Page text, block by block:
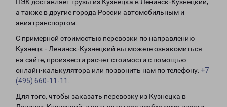
а также в другие города России автомобильным и
авиатранспортом.
С примерной стоимостью перевозки по направлению
Кузнецк - Ленинск-Кузнецкий вы можете ознакомиться
на сайте, произвести расчет стоимости с помощью
онлайн-калькулятора или позвонить нам по телефону: +7
(495) 660-11-11
Для того, чтобы заказать перевозку из Кузнецка в